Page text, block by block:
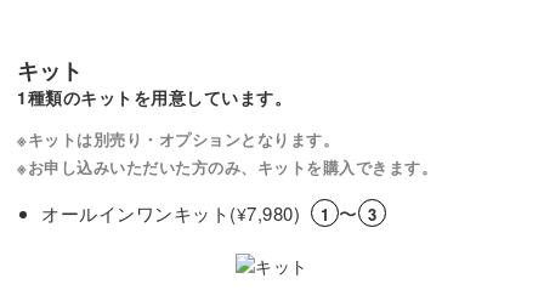
キット
1種類のキットを用意しています。
※キットは別売り・オプションとなります。
※お申し込みいただいた方のみ、キットを購入できます。
オールインワンキット(¥7,980) 1 〜 3